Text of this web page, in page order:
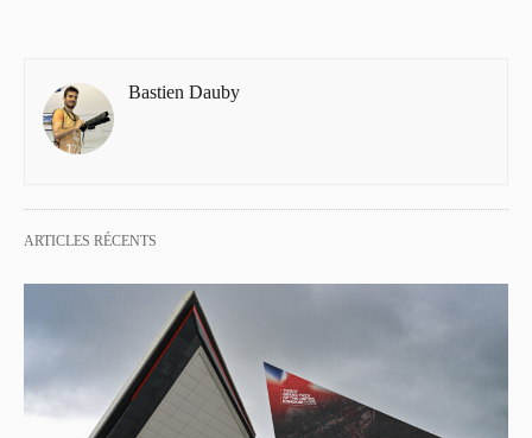
Bastien Dauby
ARTICLES RÉCENTS